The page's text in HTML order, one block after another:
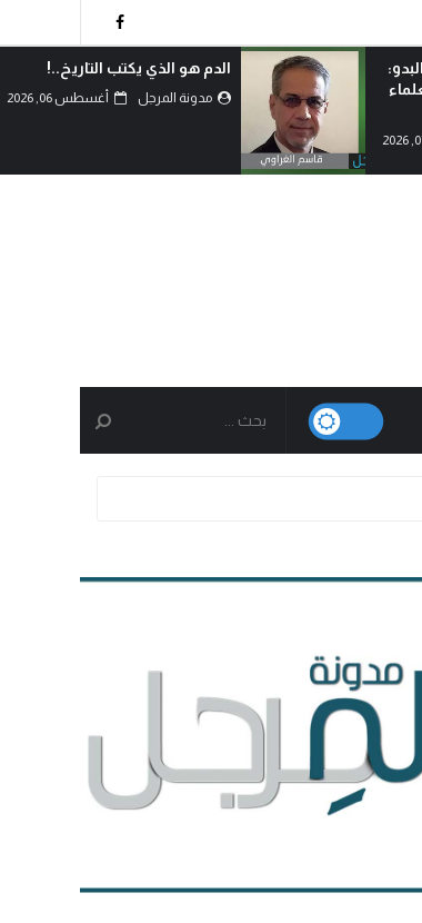
لماذا اختار الشيعة خيار احتضان
المقاومة رغم امتلاكهم الدولة؟!